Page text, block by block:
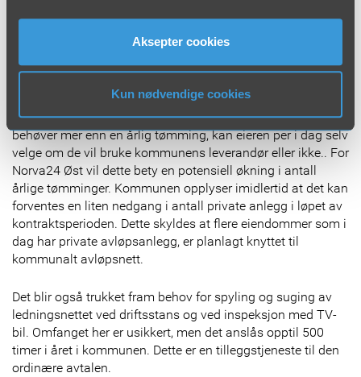
Aksepter cookies
Kun nødvendige cookies
Tvungen slamtømming
Alle anlegg må tømmes én gang årlig gjennom
kommunens slamtømmeordning. For de anleggene som
behøver mer enn en årlig tømming, kan eieren per i dag selv
velge om de vil bruke kommunens leverandør eller ikke.. For
Norva24 Øst vil dette bety en potensiell økning i antall
årlige tømminger. Kommunen opplyser imidlertid at det kan
forventes en liten nedgang i antall private anlegg i løpet av
kontraktsperioden. Dette skyldes at flere eiendommer som i
dag har private avløpsanlegg, er planlagt knyttet til
kommunalt avløpsnett.
Det blir også trukket fram behov for spyling og suging av
ledningsnettet ved driftsstans og ved inspeksjon med TV-
bil. Omfanget her er usikkert, men det anslås opptil 500
timer i året i kommunen. Dette er en tilleggstjeneste til den
ordinære avtalen.